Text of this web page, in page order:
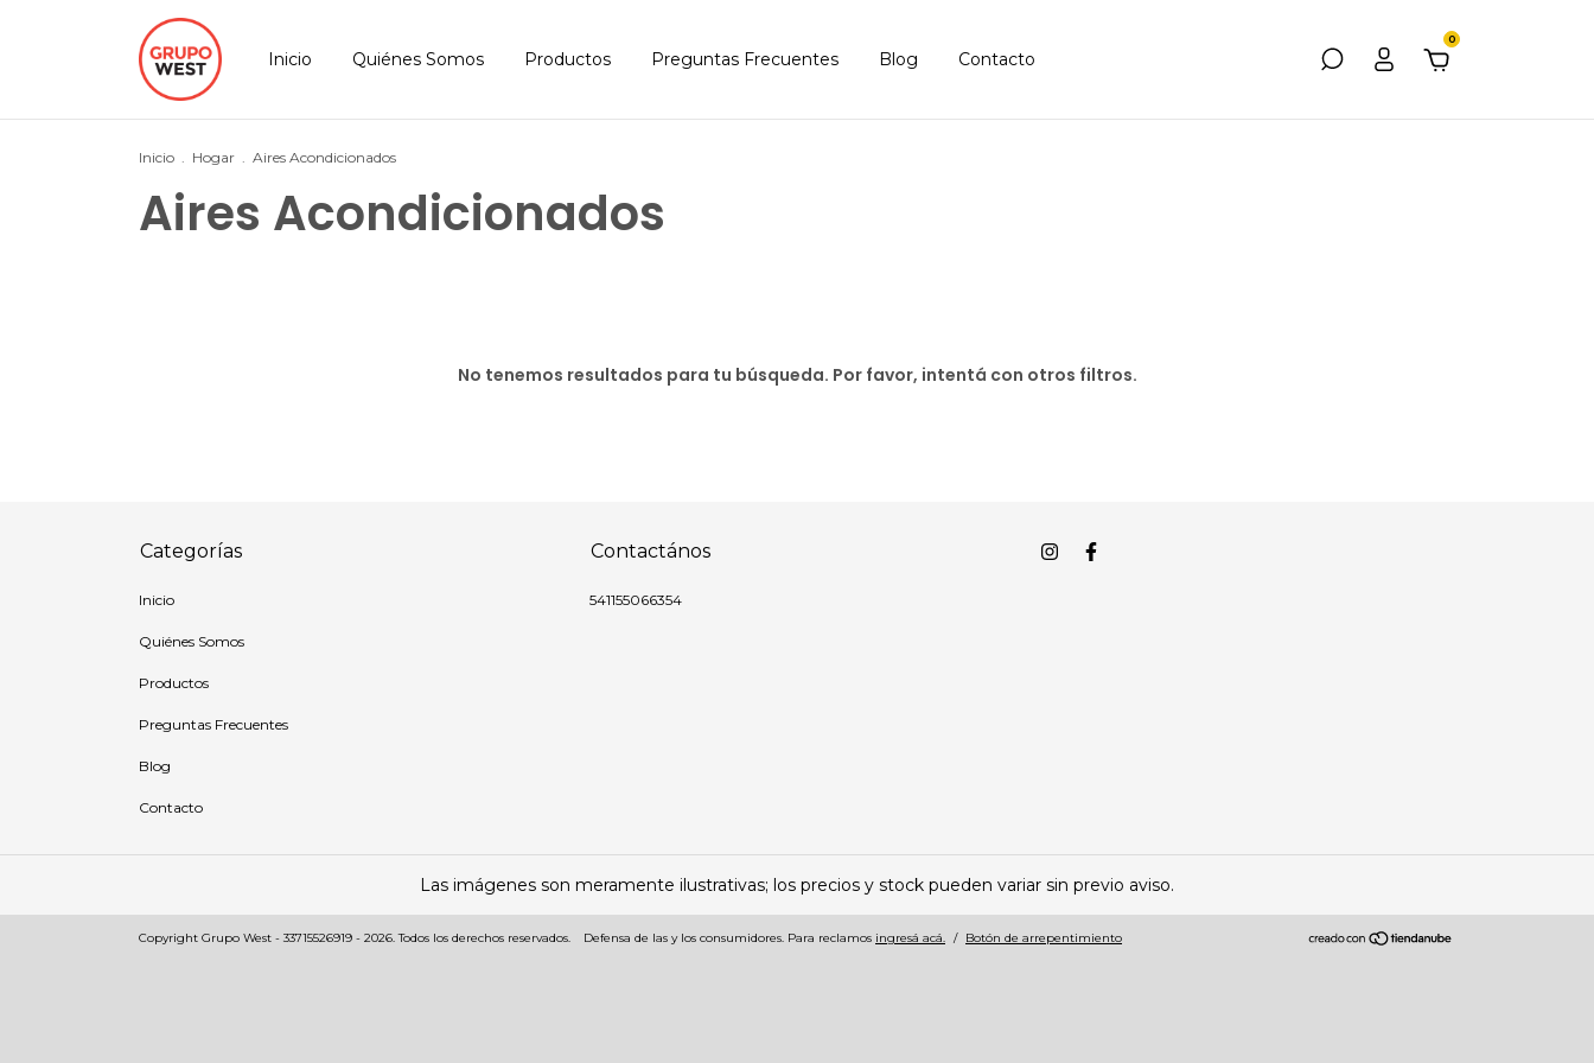
Inicio Quiénes Somos Productos Preguntas Frecuentes Blog Contacto
0
Inicio . Hogar . Aires Acondicionados
Aires Acondicionados
No tenemos resultados para tu búsqueda. Por favor, intentá con otros filtros.
Categorías
Inicio
Quiénes Somos
Productos
Preguntas Frecuentes
Blog
Contacto
Contactános
541155066354
Las imágenes son meramente ilustrativas; los precios y stock pueden variar sin previo aviso.
Copyright Grupo West - 33715526919 - 2026. Todos los derechos reservados. Defensa de las y los consumidores. Para reclamos ingresá acá. / Botón de arrepentimiento